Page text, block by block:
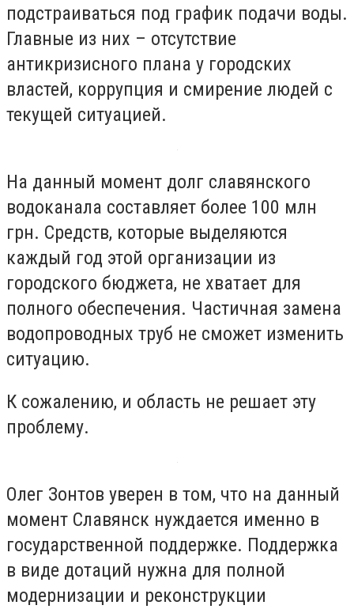
подстраиваться под график подачи воды.
Главные из них – отсутствие
антикризисного плана у городских
властей, коррупция и смирение людей с
текущей ситуацией.
На данный момент долг славянского
водоканала составляет более 100 млн
грн. Средств, которые выделяются
каждый год этой организации из
городского бюджета, не хватает для
полного обеспечения. Частичная замена
водопроводных труб не сможет изменить
ситуацию.
К сожалению, и область не решает эту
проблему.
Олег Зонтов уверен в том, что на данный
момент Славянск нуждается именно в
государственной поддержке. Поддержка
в виде дотаций нужна для полной
модернизации и реконструкции